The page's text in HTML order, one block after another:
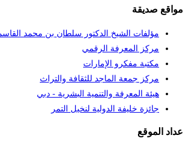
صديقة
مؤلفات الشيخ الدكتور سلطان بن محمد القاسمي
مركز المعرفة الرقمي
مكتبة مفكرو الإمارات
مركز جمعة الماجد للثقافة والتراث
هيئة المعرفة والتنمية البشرية - دبي
جائزة خليفة الدولية لنخيل التمر
الموقع